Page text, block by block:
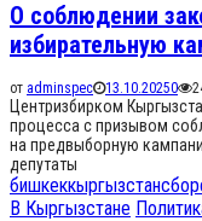
О соблюдении
избирательную
от adminspec 13.10.20250
Центризбирком
процесса с призывом
на предвыборную
депутаты
бишкеккыргызстансбор
В Кыргызстане